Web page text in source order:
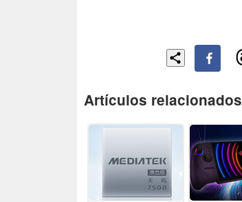
Artículos relacionados